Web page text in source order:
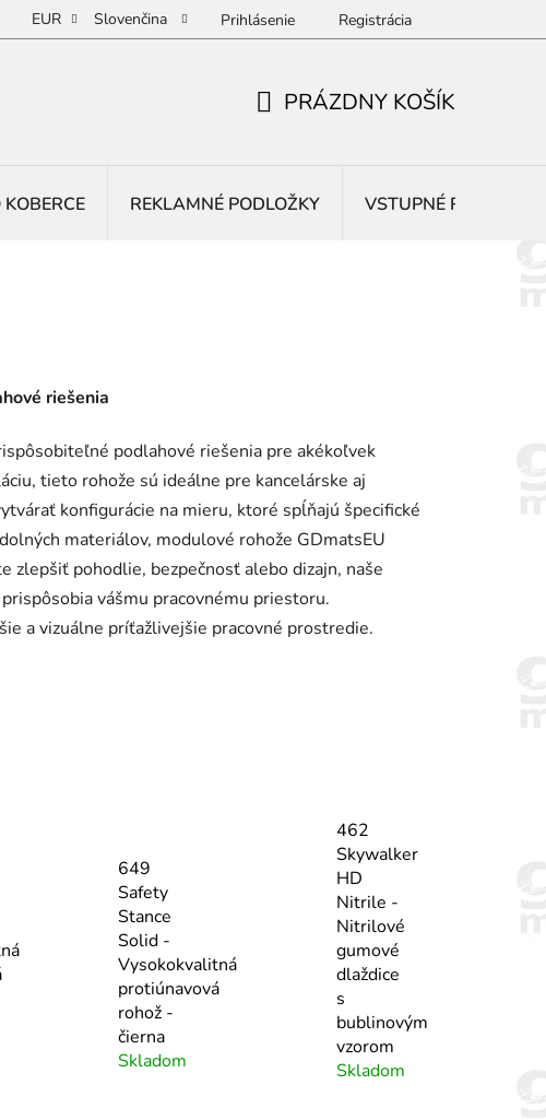
EUR Slovenčina Prihlásenie Registrácia
PRÁZDNY KOŠÍK
KOBERCE REKLAMNÉ PODLOŽKY VSTUPNÉ ROHOŽE
riešenia
podlahové riešenia pre akékoľvek
tieto rohože sú ideálne pre kancelárske aj
konfigurácie na mieru, ktoré spĺňajú špecifické
materiálov, modulové rohože GDmatsEU
zlepšiť pohodlie, bezpečnosť alebo dizajn, naše
vášmu pracovnému priestoru.
a vizuálne príťažlivejšie pracovné prostredie.
649
Safety
Stance
Solid -
Vysokokvalitná
protiúnavová
rohož -
čierna
Skladom
462
Skywalker
HD
Nitrile -
Nitrilové
gumové
dlaždice
s
bublinovým
vzorom
Skladom